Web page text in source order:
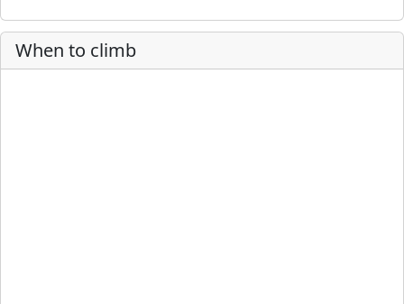
When to climb